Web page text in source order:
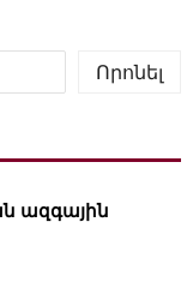
Որոնել
ազգային